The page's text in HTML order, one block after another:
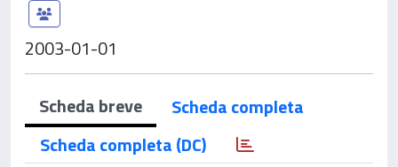
2003-01-01
Scheda breve
Scheda completa
Scheda completa (DC)